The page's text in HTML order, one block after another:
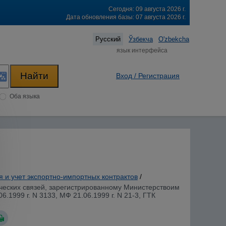
Сегодня: 09 августа 2026 г.
Дата обновления базы: 07 августа 2026 г.
Русский Ўзбекча O'zbekcha
язык интерфейса
Оба языка
Вход / Регистрация
и учет экспортно-импортных контрактов /
связей, зарегистрированному Министерствоим
г. N 3133, МФ 21.06.1999 г. N 21-3, ГТК